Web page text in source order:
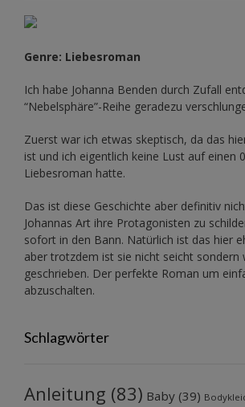
Genre: Liebesroman
Ich habe Johanna Benden durch Zufall
“Nebelsphäre”-Reihe geradezu
Zuerst war ich etwas skeptisch, da das
ist und ich eigentlich keine Lust auf einen
Liebesroman hatte.
Das ist diese Geschichte aber definitiv
Johannas Art ihre Protagonisten zu
sofort in den Bann. Natürlich ist das hier
aber trotzdem ist sie nicht seicht sondern
geschrieben. Der perfekte Roman um
abzuschalten.
Schlagwörter
Anleitung (83) Baby (39)